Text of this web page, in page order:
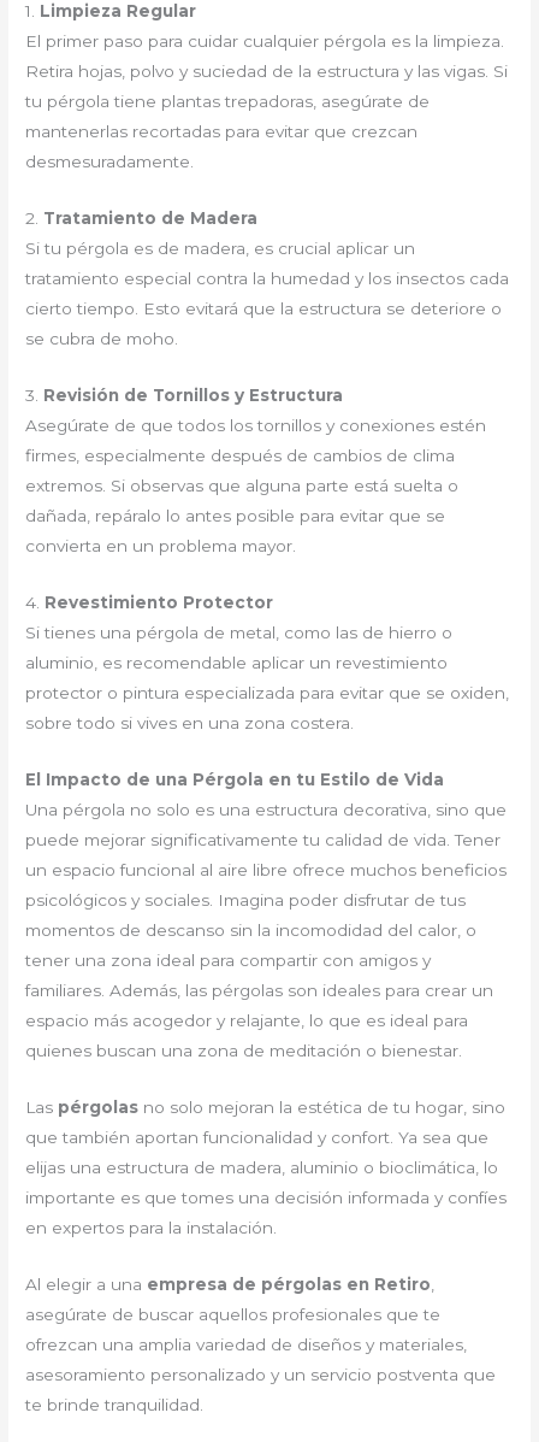
1. Limpieza Regular
El primer paso para cuidar cualquier pérgola es la limpieza.
Retira hojas, polvo y suciedad de la estructura y las vigas. Si
tu pérgola tiene plantas trepadoras, asegúrate de
mantenerlas recortadas para evitar que crezcan
desmesuradamente.
2. Tratamiento de Madera
Si tu pérgola es de madera, es crucial aplicar un
tratamiento especial contra la humedad y los insectos cada
cierto tiempo. Esto evitará que la estructura se deteriore o
se cubra de moho.
3. Revisión de Tornillos y Estructura
Asegúrate de que todos los tornillos y conexiones estén
firmes, especialmente después de cambios de clima
extremos. Si observas que alguna parte está suelta o
dañada, repáralo lo antes posible para evitar que se
convierta en un problema mayor.
4. Revestimiento Protector
Si tienes una pérgola de metal, como las de hierro o
aluminio, es recomendable aplicar un revestimiento
protector o pintura especializada para evitar que se oxiden,
sobre todo si vives en una zona costera.
El Impacto de una Pérgola en tu Estilo de Vida
Una pérgola no solo es una estructura decorativa, sino que
puede mejorar significativamente tu calidad de vida. Tener
un espacio funcional al aire libre ofrece muchos beneficios
psicológicos y sociales. Imagina poder disfrutar de tus
momentos de descanso sin la incomodidad del calor, o
tener una zona ideal para compartir con amigos y
familiares. Además, las pérgolas son ideales para crear un
espacio más acogedor y relajante, lo que es ideal para
quienes buscan una zona de meditación o bienestar.
Las pérgolas no solo mejoran la estética de tu hogar, sino
que también aportan funcionalidad y confort. Ya sea que
elijas una estructura de madera, aluminio o bioclimática, lo
importante es que tomes una decisión informada y confíes
en expertos para la instalación.
Al elegir a una empresa de pérgolas en Retiro
asegúrate de buscar aquellos profesionales que te
ofrezcan una amplia variedad de diseños y materiales,
asesoramiento personalizado y un servicio postventa que
te brinde tranquilidad.